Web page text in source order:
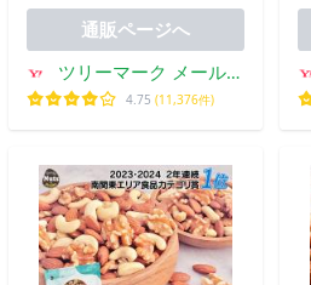
通販ページへ
ツリーマーク メール便
専門支店
4.75 (11,376件)